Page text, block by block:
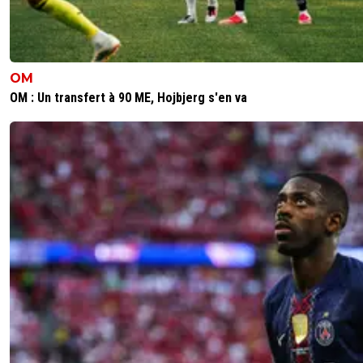
OM
OM : Un transfert à 90 ME, Hojbjerg s'en va